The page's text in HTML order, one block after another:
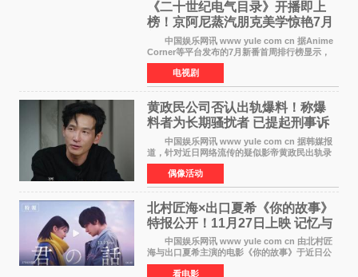
《二十世纪电气目录》开播即上
榜！京阿尼蒸汽朋克美学惊艳7月
新番季
中国娱乐网讯 www yule com cn 据Anime
Corner等平台发布的7月新番首周排行榜显示，
由京都动画制作的《二十世纪电气目录》在多个
榜单中表现亮眼，位列AniLab全球TOP10第十
名。该剧改编自结
电视剧
黄政民公司否认出轨爆料！称爆
料者为长期骚扰者 已提起刑事诉
中国娱乐网讯 www yule com cn 据韩媒报
道，针对近日网络流传的疑似影帝黄政民出轨录
音及短信爆料，黄政民所属经纪公司于今日正式
发表声明，明确否认相关传闻。 公司表示，
爆料者是一名长
偶像活动
北村匠海×出口夏希《你的故事》
特报公开！11月27日上映 记忆与
初恋的奇幻交织
中国娱乐网讯 www yule com cn 由北村匠
海与出口夏希主演的电影《你的故事》于近日公
开特报影像，正式定档11月27日上映。 本片
改编自三秋缒同名小说，编剧由曾执笔《孤独摇
看电影